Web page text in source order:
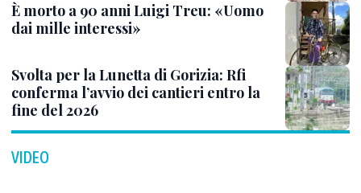
È morto a 90 anni Luigi Treu: «Uomo
dai mille interessi»
Svolta per la Lunetta di Gorizia: Rfi
conferma l’avvio dei cantieri entro la
fine del 2026
VIDEO